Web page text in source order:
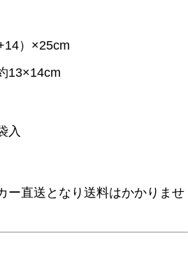
）×25cm
13×14cm
入
ー直送となり送料はかかりませ